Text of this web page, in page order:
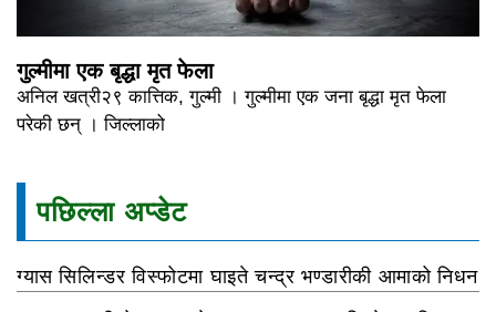
गुल्मीमा एक बृद्धा मृत फेला
अनिल खत्री२९ कात्तिक, गुल्मी । गुल्मीमा एक जना बृद्धा मृत फेला
परेकी छन् । जिल्लाको
पछिल्ला अप्डेट
ग्यास सिलिन्डर विस्फोटमा घाइते चन्द्र भण्डारीकी आमाको निधन